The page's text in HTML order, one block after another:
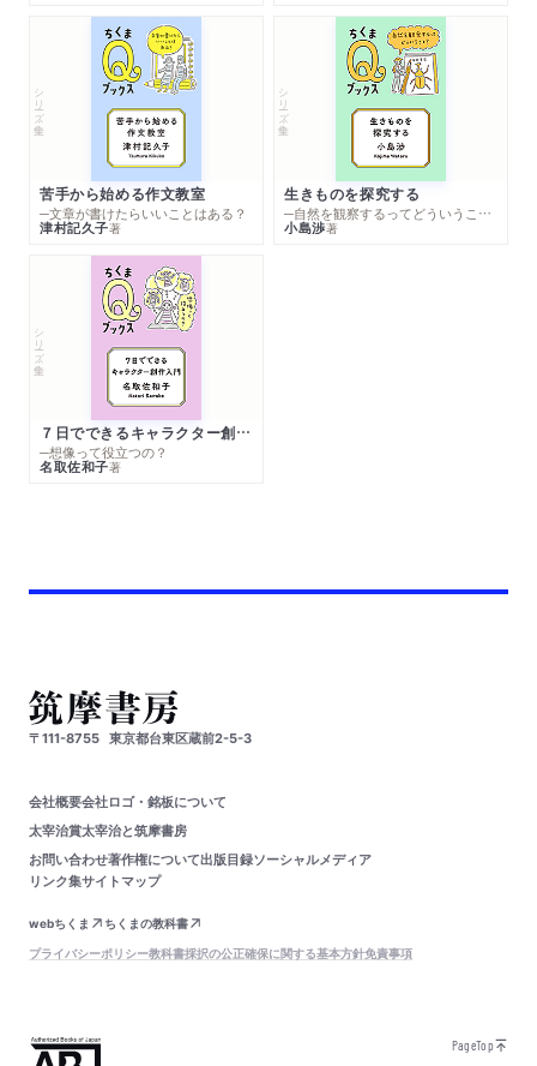
シリーズ・全集
苦手から始める作文教室
─文章が書けたらいいことはある？
津村記久子著
シリーズ・全集
生きものを探究する
─自然を観察するってどういうこと？
小島渉著
シリーズ・全集
７日でできるキャラクター創作入門
─想像って役立つの？
名取佐和子著
〒111-8755 東京都台東区蔵前2-5-3
会社概要会社ロゴ・銘板について
太宰治賞太宰治と筑摩書房
お問い合わせ著作権について出版目録ソーシャルメディア
リンク集サイトマップ
webちくま
ちくまの教科書
プライバシーポリシー教科書採択の公正確保に関する基本方針免責事項
PageTop